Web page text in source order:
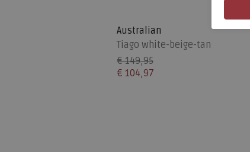
Australian
Tiago white-beige-tan
€ 149,95
€ 104,97